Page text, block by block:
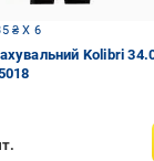
₴ X 6
Kolibri